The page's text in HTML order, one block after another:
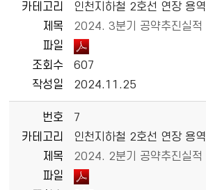
카테고리
인천지하철 2호선 연장 용역
제목
2024. 3분기 공약추진실적
파일
조회수
607
작성일
2024.11.25
번호
7
카테고리
인천지하철 2호선 연장 용역
제목
2024. 2분기 공약추진실적
파일